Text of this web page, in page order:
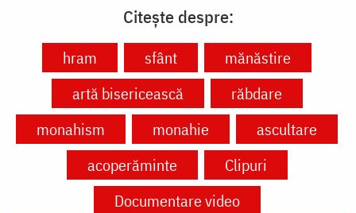
Citește despre:
hram sfânt
mănăstire
artă bisericească
răbdare
monahism
monahie
ascultare
acoperăminte
Clipuri
Documentare video